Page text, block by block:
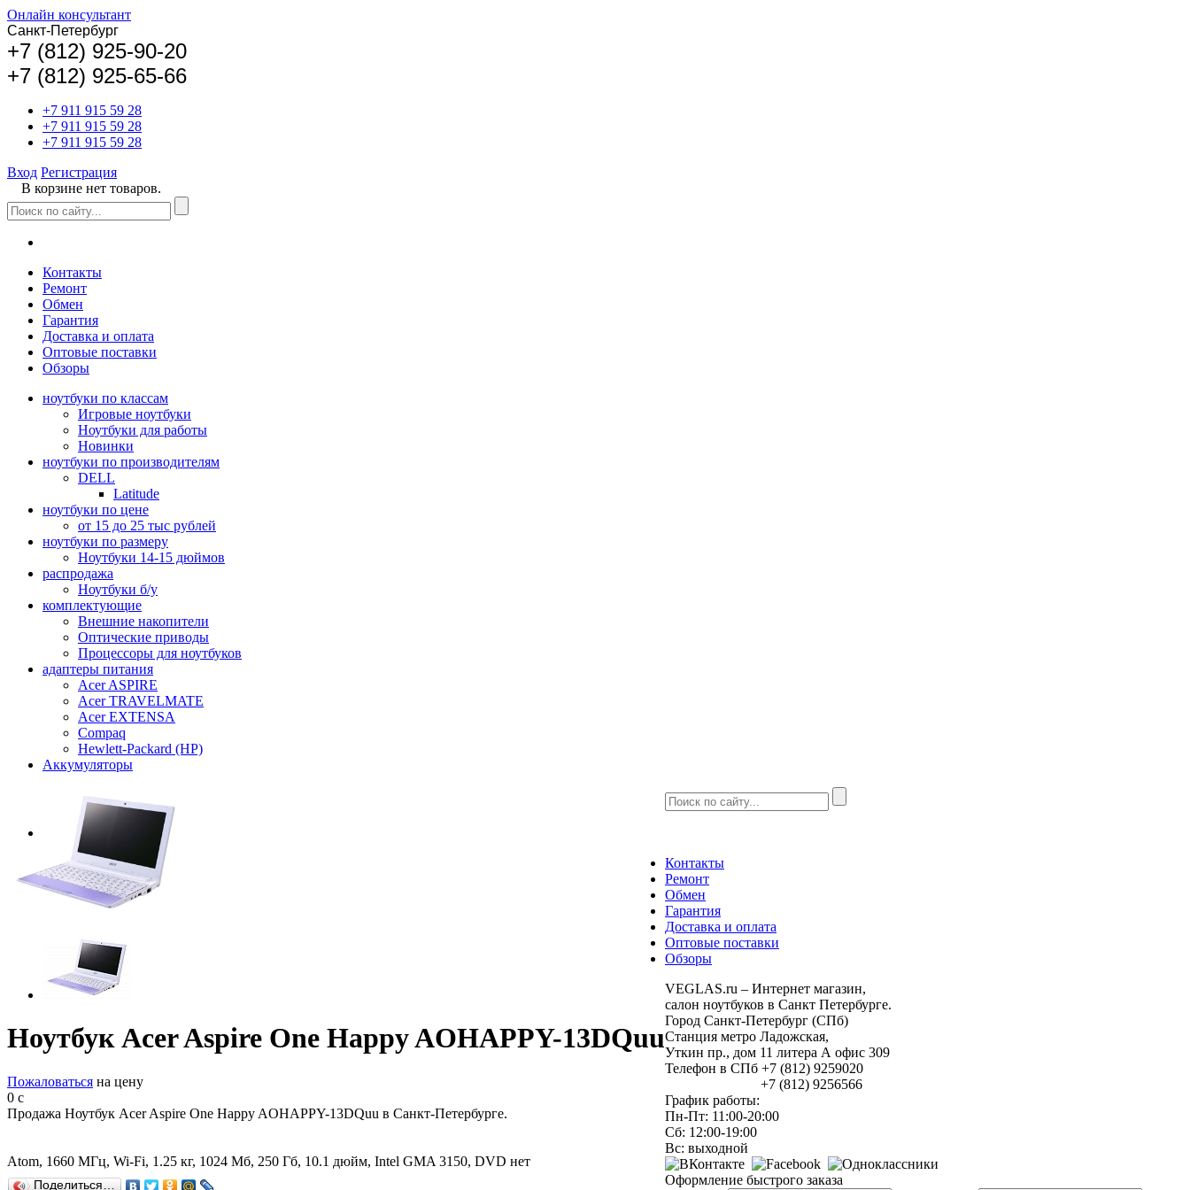
Онлайн консультант
Санкт-Петербург
+7 (812) 925-90-20
+7 (812) 925-65-66
+7 911 915 59 28
+7 911 915 59 28
+7 911 915 59 28
Вход Регистрация
В корзине нет товаров.
Контакты
Ремонт
Обмен
Гарантия
Доставка и оплата
Оптовые поставки
Обзоры
ноутбуки по классам
Игровые ноутбуки
Ноутбуки для работы
Новинки
ноутбуки по производителям
DELL
Latitude
ноутбуки по цене
от 15 до 25 тыс рублей
ноутбуки по размеру
Ноутбуки 14-15 дюймов
распродажа
Ноутбуки б/у
комплектующие
Внешние накопители
Оптические приводы
Процессоры для ноутбуков
адаптеры питания
Acer ASPIRE
Acer TRAVELMATE
Acer EXTENSA
Compaq
Hewlett-Packard (HP)
Аккумуляторы
Ноутбук Acer Aspire One Happy AOHAPPY-13DQuu
Пожаловаться на цену
0 c
Продажа Ноутбук Acer Aspire One Happy AOHAPPY-13DQuu в Санкт-Петербурге.
Atom, 1660 МГц, Wi-Fi, 1.25 кг, 1024 Мб, 250 Гб, 10.1 дюйм, Intel GMA 3150, DVD нет
Поделиться…
Контакты
Ремонт
Обмен
Гарантия
Доставка и оплата
Оптовые поставки
Обзоры
VEGLAS.ru – Интернет магазин,
салон ноутбуков в Санкт Петербурге.
Город Санкт-Петербург (СПб)
Станция метро Ладожская,
Уткин пр., дом 11 литера А офис 309
Телефон в СПб +7 (812) 9259020
+7 (812) 9256566
График работы:
Пн-Пт: 11:00-20:00
Сб: 12:00-19:00
Вс: выходной
Оформление быстрого заказа